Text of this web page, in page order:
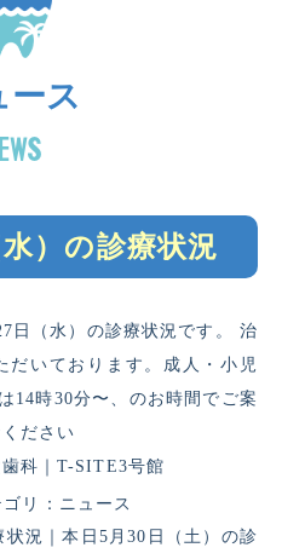
ース
）の診療状況
（水）の診療状況です。 治
だいております。成人・小児
14時30分〜、のお時間でご案
ださい
科｜T-SITE3号館
リ： ニュース
状況 ｜本日5月30日（土）の診